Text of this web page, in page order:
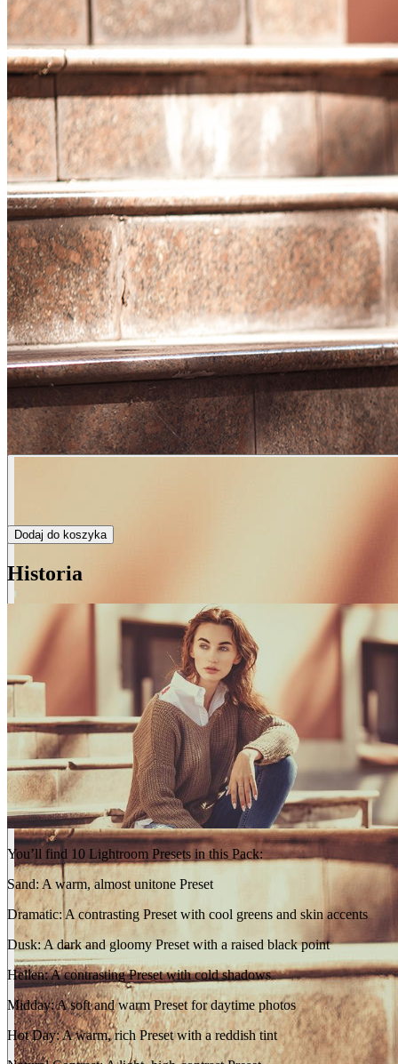
Dodaj do koszyka
Historia
You’ll find 10 Lightroom Presets in this Pack:
Sand: A warm, almost unitone Preset
Dramatic: A contrasting Preset with cool greens and skin accents
Dusk: A dark and gloomy Preset with a raised black point
Hellen: A contrasting Preset with cold shadows
Midday: A soft and warm Preset for daytime photos
Hot Day: A warm, rich Preset with a reddish tint